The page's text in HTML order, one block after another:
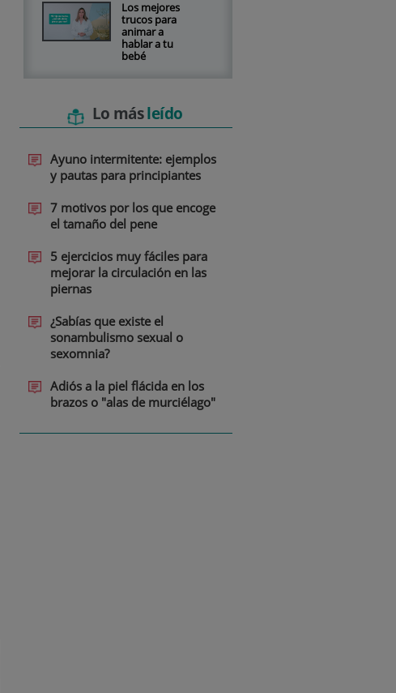
Los mejores
trucos para
animar a
hablar a tu
bebé
Lo másleído
Ayuno intermitente: ejemplos
y pautas para principiantes
7 motivos por los que encoge
el tamaño del pene
5 ejercicios muy fáciles para
mejorar la circulación en las
piernas
¿Sabías que existe el
sonambulismo sexual o
sexomnia?
Adiós a la piel flácida en los
brazos o "alas de murciélago"